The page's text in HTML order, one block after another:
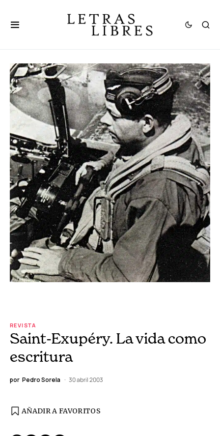
REVISTA
Saint-Exupéry. La vida como
escritura
por Pedro Sorela 30 abril 2003
AÑADIR A FAVORITOS